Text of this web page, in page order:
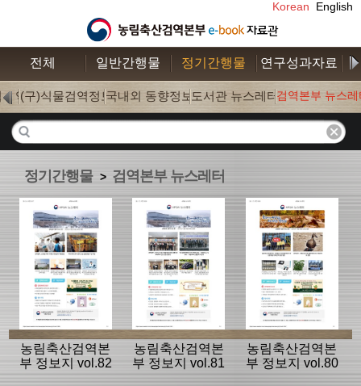
Korean English
전체 일반간행물 정기간행물 연구성과자료
검역(0)
(구)식물검역정보(0)
국내외 동향정보(177)
도서관 뉴스레터(18)
검역본부 뉴스레
정기간행물 > 검역본부 뉴스레터
농림축산검역본
부 정보지 vol.82
농림축산검역본
부 정보지 vol.81
농림축산검역본
부 정보지 vol.80